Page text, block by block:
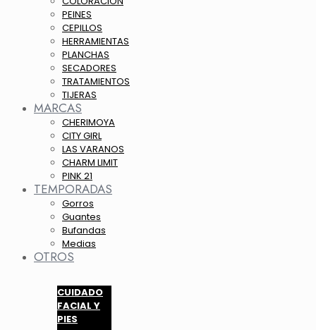
PEINES
CEPILLOS
HERRAMIENTAS
PLANCHAS
SECADORES
TRATAMIENTOS
TIJERAS
MARCAS
CHERIMOYA
CITY GIRL
LAS VARANOS
CHARM LIMIT
PINK 21
TEMPORADAS
Gorros
Guantes
Bufandas
Medias
OTROS
CUIDADO
FACIAL Y
PIES